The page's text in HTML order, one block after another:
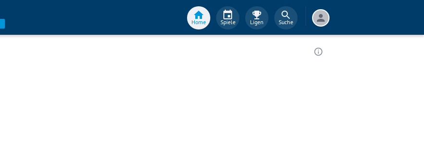
Home Spiele Ligen Suche